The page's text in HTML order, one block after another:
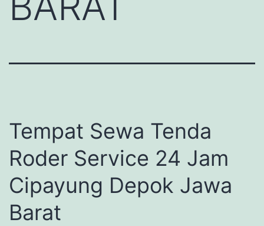
Tempat Sewa Tenda
Roder Service 24 Jam
Cipayung Depok Jawa
Barat